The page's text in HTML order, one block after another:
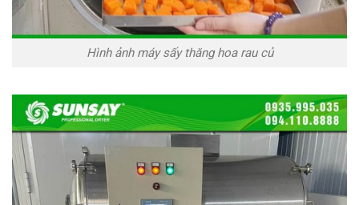
Hình ảnh máy sấy thăng hoa rau củ